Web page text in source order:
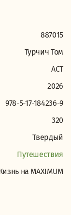
887015
Турчич Том
АСТ
2026
978-5-17-184236-9
320
Твердый
Путешествия
на MAXIMUM